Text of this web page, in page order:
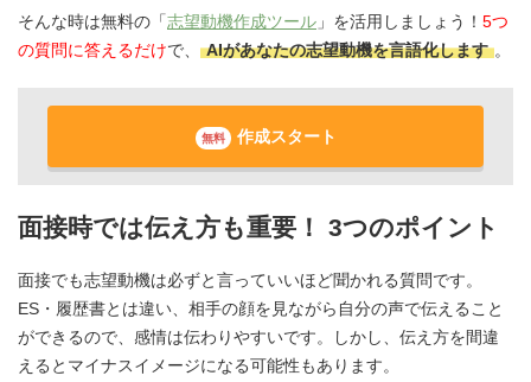
そんな時は無料の「志望動機作成ツール 」を活用しましょう！ 5つ
の質問に答えるだけで、 AIがあなたの志望動機を言語化します 。
無料 作成スタート
面接時では伝え方も重要！ 3つのポイント
面接でも志望動機は必ずと言っていいほど聞かれる質問です。
ES・履歴書とは違い、相手の顔を見ながら自分の声で伝えること
ができるので、感情は伝わりやすいです。しかし、伝え方を間違
えるとマイナスイメージになる可能性もあります。